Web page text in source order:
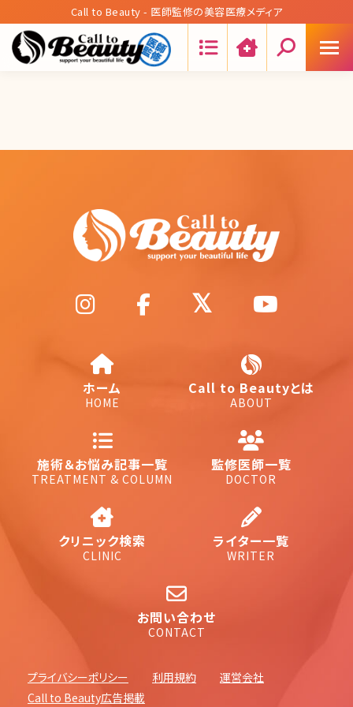
Call to Beauty - 医師監修の美容医療メディア
ホーム
HOME
Call to Beautyとは
ABOUT
施術＆お悩み記事一覧
TREATMENT & COLUMN
監修医師一覧
DOCTOR
クリニック検索
CLINIC
ライター一覧
WRITER
お問い合わせ
CONTACT
プライバシーポリシー 利用規約
運営会社
Call to Beauty広告掲載